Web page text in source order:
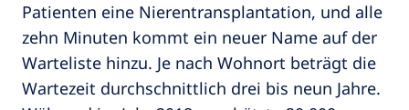
Patienten eine Nierentransplantation, und alle
zehn Minuten kommt ein neuer Name auf der
Warteliste hinzu. Je nach Wohnort beträgt die
Wartezeit durchschnittlich drei bis neun Jahre.